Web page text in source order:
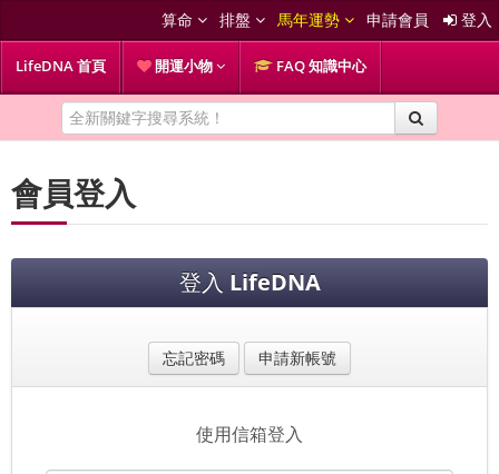
算命 排盤 馬年運勢 申請會員 登入
LifeDNA 首頁 開運小物 FAQ 知識中心
會員登入
登入 LifeDNA
忘記密碼 申請新帳號
使用信箱登入